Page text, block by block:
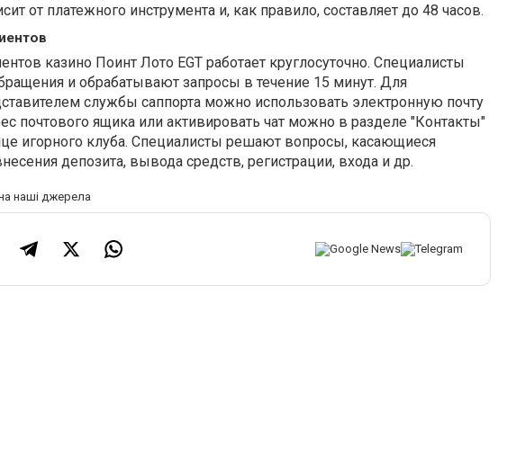
от платежного инструмента и, как правило, составляет до 48 часов.
казино Поинт Лото EGT работает круглосуточно. Специалисты
и обрабатывают запросы в течение 15 минут. Для
службы саппорта можно использовать электронную почту
почтового ящика или активировать чат можно в разделе "Контакты"
игорного клуба. Специалисты решают вопросы, касающиеся
депозита, вывода средств, регистрации, входа и др.
наші джерела